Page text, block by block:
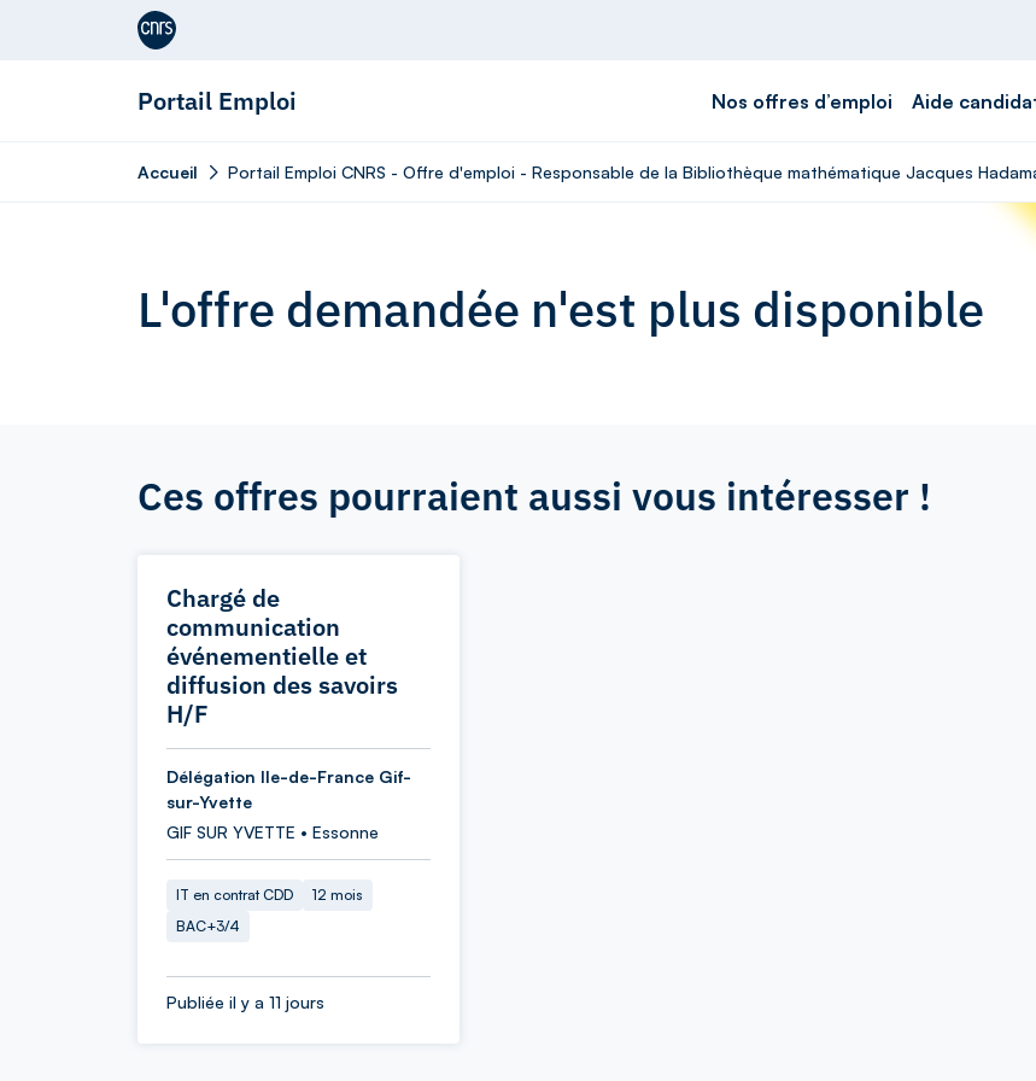
Aller au contenu
Portail Emploi Nos offres d’emploi Aide
Accueil Portail Emploi CNRS - Offre d'emploi - Responsable de la Bibliothèque mathématique Jacques
L'offre demandée n'est plus disponible
Ces offres pourraient aussi vous intéresser !
Chargé de
communication
événementielle et
diffusion des savoirs
H/F
Délégation Ile-de-France Gif-
sur-Yvette
GIF SUR YVETTE • Essonne
IT en contrat CDD
12 mois
BAC+3/4
Publiée il y a 11 jours